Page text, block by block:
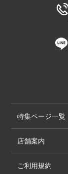
特集ページ一覧
店舗案内
ご利用規約